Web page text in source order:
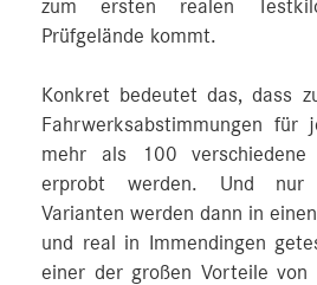
zum ersten realen
Prüfgelände kommt.
Konkret bedeutet das, dass
Fahrwerksabstimmungen für
mehr als 100 verschiedene
erprobt werden. Und nur
Varianten werden dann in
und real in Immendingen
einer der großen Vorteile von